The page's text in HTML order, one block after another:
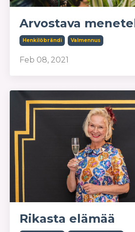
Arvostava
Henkilöbrändi Valmennus
Feb 08, 2021
Rikasta elämää